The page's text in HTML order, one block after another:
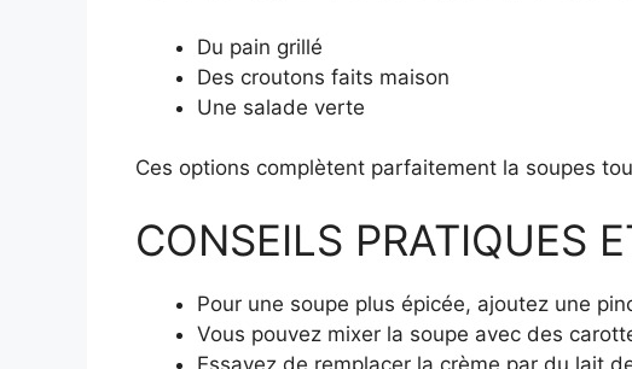
Du pain grillé
Des croutons faits maison
Une salade verte
Ces options complètent parfaitement la soupes
CONSEILS PRATIQUES
Pour une soupe plus épicée, ajoutez une
Vous pouvez mixer la soupe avec des
Essayez de remplacer la crème par du lait